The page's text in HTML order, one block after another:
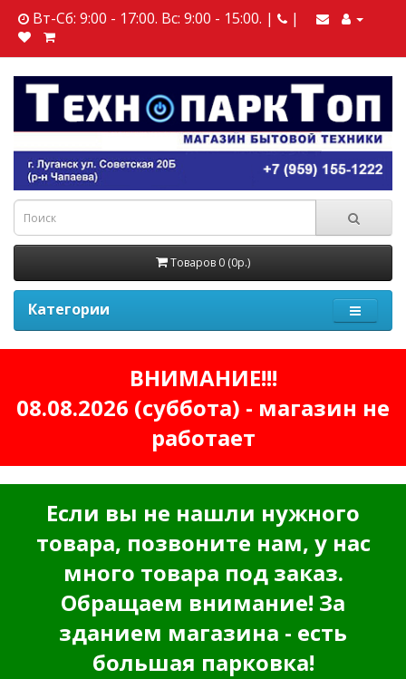
Вт-Сб: 9:00 - 17:00. Вс: 9:00 - 15:00. | |
Товаров 0 (0р.)
Категории
ВНИМАНИЕ!!!
08.08.2026 (суббота) - магазин не
работает
Если вы не нашли нужного
товара, позвоните нам, у нас
много товара под заказ.
Обращаем внимание! За
зданием магазина - есть
большая парковка!